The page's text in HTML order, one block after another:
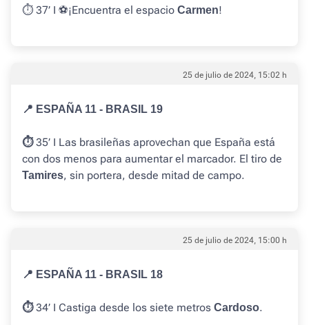
⏱️ 37’ I ⚽️¡Encuentra el espacio Carmen!
25 de julio de 2024, 15:02 h
📍 ESPAÑA 11 - BRASIL 19
⏱️35’ I Las brasileñas aprovechan que España está
con dos menos para aumentar el marcador. El tiro de
Tamires, sin portera, desde mitad de campo.
25 de julio de 2024, 15:00 h
📍 ESPAÑA 11 - BRASIL 18
⏱️34’ I Castiga desde los siete metros Cardoso.